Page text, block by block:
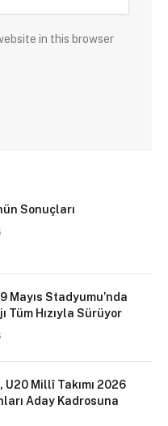
in this browser
Sonuçları
Mayıs Stadyumu’nda
Tüm Hızıyla Sürüyor
U20 Millî Takımı 2026
Aday Kadrosuna